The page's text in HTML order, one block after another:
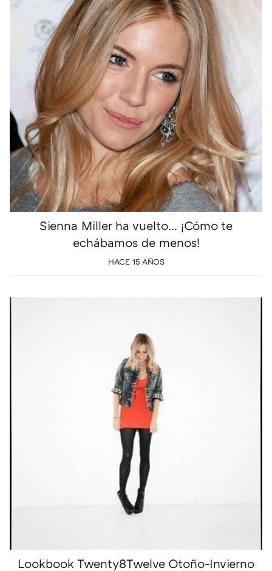
Sienna Miller ha vuelto... ¡Cómo te
echábamos de menos!
HACE 15 AÑOS
Lookbook Twenty8Twelve Otoño-Invierno